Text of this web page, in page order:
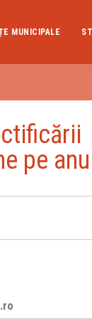
MUNICIPALE
pe